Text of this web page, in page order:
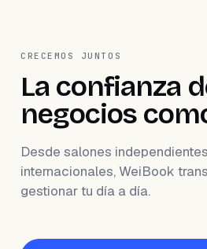
CRECEMOS JUNTOS
La confianza
negocios
Desde salones
internacionales, WeiBook
gestionar tu día a día.